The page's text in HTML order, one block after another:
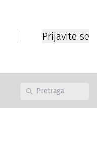
Prijavite se